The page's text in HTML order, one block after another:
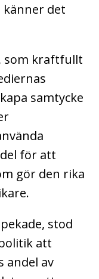
det
som kraftfullt
samtycke
för att
gör den rika
stod
att
andel av